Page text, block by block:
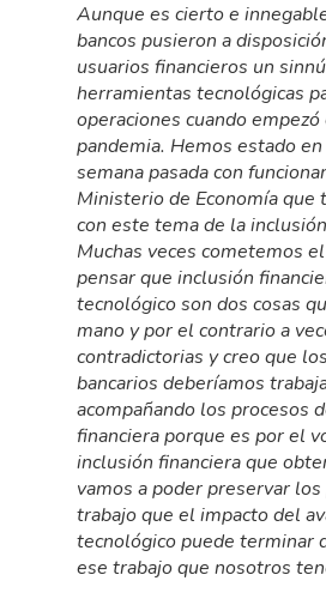
Aunque es cierto e
bancos pusieron a
usuarios financieros un
herramientas tecnológicas
operaciones cuando
pandemia. Hemos estado
semana pasada con
Ministerio de Economía que
con este tema de la
Muchas veces cometemos
pensar que inclusión
tecnológico son dos cosas
mano y por el contrario a
contradictorias y creo que
bancarios deberíamos
acompañando los procesos
financiera porque es por el
inclusión financiera que
vamos a poder preservar
trabajo que el impacto del
tecnológico puede terminar
ese trabajo que nosotros